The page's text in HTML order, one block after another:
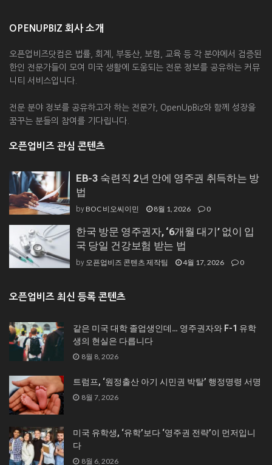
OPENUPBIZ 회사 소개
오픈업비즈닷컴은 법률, 회계, 부동산, 보험, 교육 등 각 분야에서 검증된
한인 전문가들이 모여 미국 생활에 도움되는 전문 정보를 공유하는 커뮤
니티 서비스입니다.
전문 분야 정보를 공유하고자 하는 전문가, OpenUpBiz와 함께 성장을
꿈꾸는 분들의 참여를 기다립니다.
오픈업비즈 관심 콘텐츠
EB-3 숙련직 2년 안에 영주권 취득하는 방
법
byBOC 비오씨이민 8월 1, 2026 0
한국 방문 영주권자, ‘6개월 대기’ 없이 입
국 당일 건강보험 받는 법
by 오픈업비즈 콘텐츠 제작팀 4월 17, 2026 0
오픈업비즈 최신 등록 콘텐츠
같은 미국 대학 졸업생인데… 영주권자와 F-1 유학
생의 현실은 다릅니다
8월 8, 2026
트럼프, ‘원정출산 아기 시민권 박탈’ 행정명령 서명
8월 7, 2026
미국 유학생, ‘유학’보다 ‘영주권 전략’이 먼저입니
다
8월 6, 2026